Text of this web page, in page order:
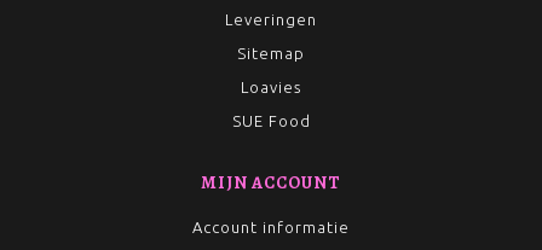
Leveringen
Sitemap
Loavies
SUE Food
MIJN ACCOUNT
Account informatie